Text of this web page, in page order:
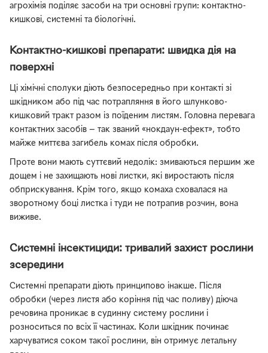
агрохімія поділяє засоби на три основні групи: контактно-
кишкові, системні та біологічні.
Контактно-кишкові препарати: швидка дія на
поверхні
Ці хімічні сполуки діють безпосередньо при контакті зі
шкідником або під час потрапляння в його шлунково-
кишковий тракт разом із поїденим листям. Головна перевага
контактних засобів — так званий «нокдаун-ефект», тобто
майже миттєва загибель комах після обробки.
Проте вони мають суттєвий недолік: змиваються першим же
дощем і не захищають нові листки, які виростають після
обприскування. Крім того, якщо комаха сховалася на
зворотному боці листка і туди не потрапив розчин, вона
виживе.
Системні інсектициди: тривалий захист рослини
зсередини
Системні препарати діють принципово інакше. Після
обробки (через листя або коріння під час поливу) діюча
речовина проникає в судинну систему рослини і
розноситься по всіх її частинах. Коли шкідник починає
харчуватися соком такої рослини, він отримує летальну